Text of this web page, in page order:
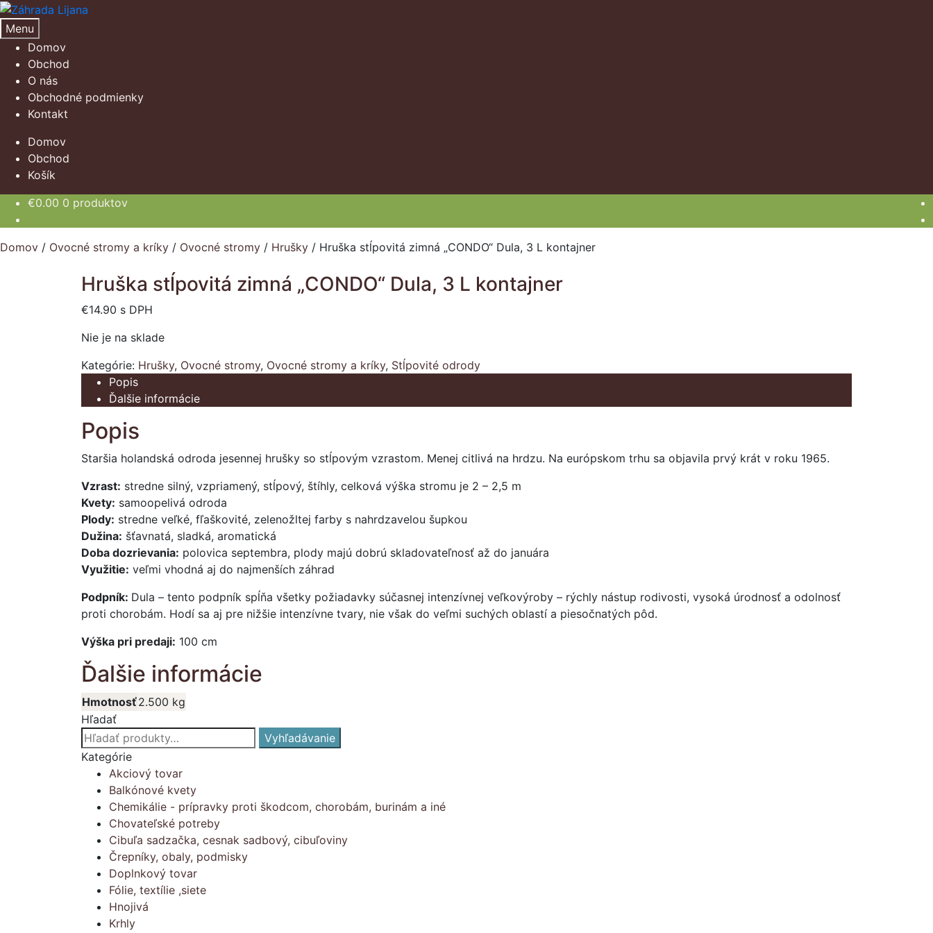
Preskočiť
na
navigáciu
Preskočiť
na
obsah
Menu
Domov
Obchod
O nás
Obchodné podmienky
Kontakt
Domov
Obchod
Košík
€0.00 0 produktov
Domov / Ovocné stromy a kríky / Ovocné stromy / Hrušky / Hruška stĺpovitá zimná „CONDO“ Dula, 3 L kontajner
Hruška stĺpovitá zimná „CONDO“ Dula, 3 L kontajner
€14.90 s DPH
Nie je na sklade
Kategórie: Hrušky, Ovocné stromy, Ovocné stromy a kríky, Stĺpovité odrody
Popis
Ďalšie informácie
Popis
Staršia holandská odroda jesennej hrušky so stĺpovým vzrastom. Menej citlivá na hrdzu. Na európskom trhu sa objavila prvý krát v roku 1965.
Vzrast: stredne silný, vzpriamený, stĺpový, štíhly, celková výška stromu je 2 – 2,5 m
Kvety: samoopelivá odroda
Plody: stredne veľké, fľaškovité, zelenožltej farby s nahrdzavelou šupkou
Dužina: šťavnatá, sladká, aromatická
Doba dozrievania: polovica septembra, plody majú dobrú skladovateľnosť až do januára
Využitie: veľmi vhodná aj do najmenších záhrad
Podpník: Dula – tento podpník spĺňa všetky požiadavky súčasnej intenzívnej veľkovýroby – rýchly nástup rodivosti, vysoká úrodnosť a odolnosť
proti chorobám. Hodí sa aj pre nižšie intenzívne tvary, nie však do veľmi suchých oblastí a piesočnatých pôd.
Výška pri predaji: 100 cm
Ďalšie informácie
Hmotnosť2.500 kg
Hľadať
Hľadať:
Vyhľadávanie
Kategórie
Akciový tovar
Balkónové kvety
Chemikálie - prípravky proti škodcom, chorobám, burinám a iné
Chovateľské potreby
Cibuľa sadzačka, cesnak sadbový, cibuľoviny
Črepníky, obaly, podmisky
Doplnkový tovar
Fólie, textílie ,siete
Hnojivá
Krhly